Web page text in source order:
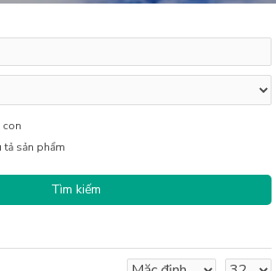
sản phẩm
Tìm kiếm